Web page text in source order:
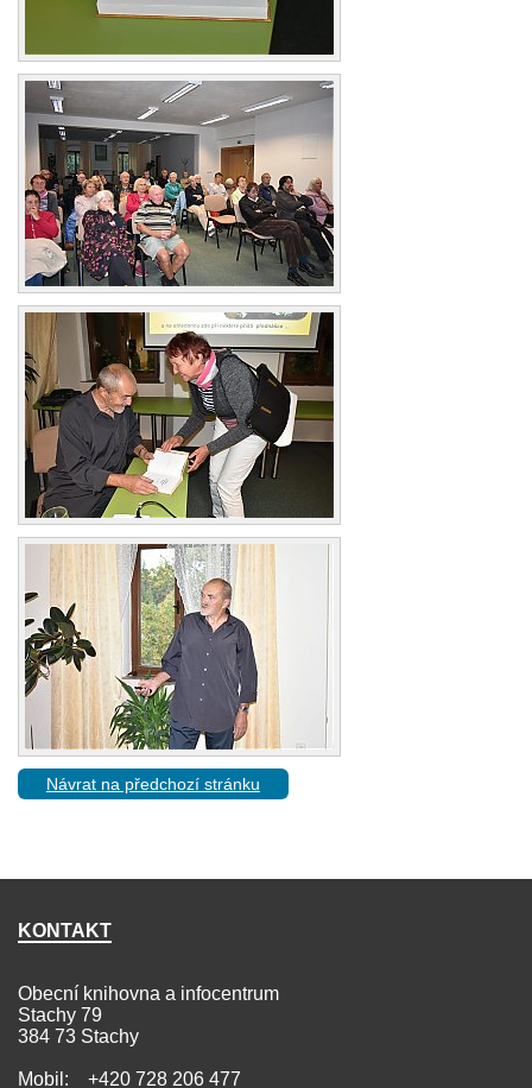
Návrat na předchozí stránku
KONTAKT
Obecní knihovna a infocentrum
Stachy 79
384 73 Stachy
Mobil: +420 728 206 477